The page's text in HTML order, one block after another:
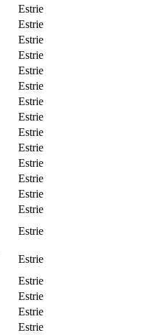
Estrie
Estrie
Estrie
Estrie
Estrie
Estrie
Estrie
Estrie
Estrie
Estrie
Estrie
Estrie
Estrie
Estrie
Estrie
Estrie
Estrie
Estrie
Estrie
Estrie